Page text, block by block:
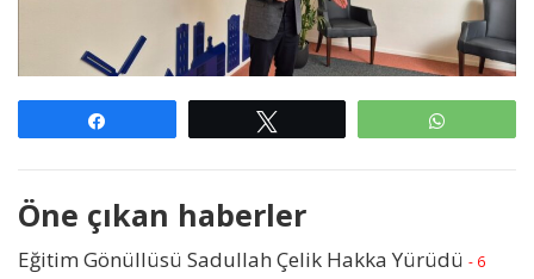
Öne çıkan haberler
Eğitim Gönüllüsü Sadullah Çelik Hakka Yürüdü - 6